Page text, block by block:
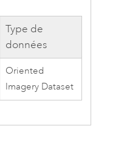
Type de
données
Oriented
Imagery Dataset